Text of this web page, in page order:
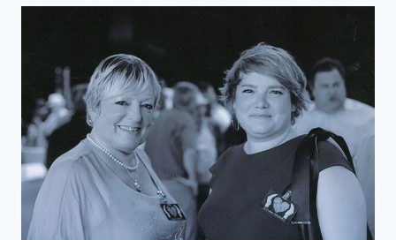
AVANT
NOS
COÛTS »